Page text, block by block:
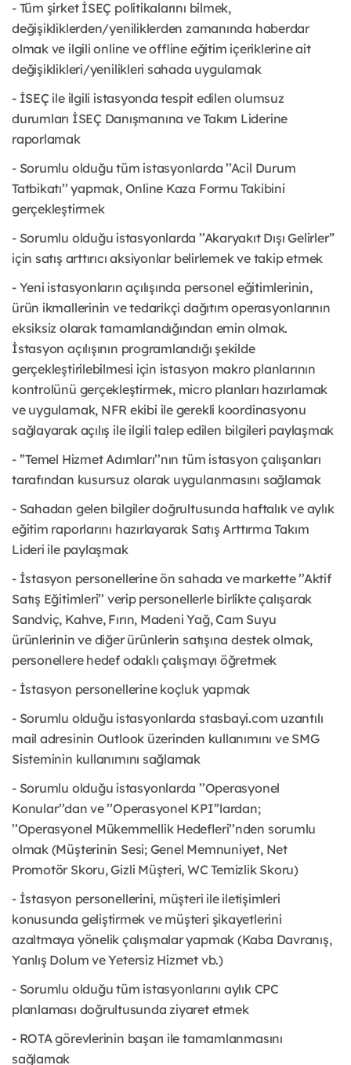
- Tüm şirket İSEÇ politikalarını bilmek,
değişikliklerden/yeniliklerden zamanında haberdar
olmak ve ilgili online ve offline eğitim içeriklerine ait
değişiklikleri/yenilikleri sahada uygulamak
- İSEÇ ile ilgili istasyonda tespit edilen olumsuz
durumları İSEÇ Danışmanına ve Takım Liderine
raporlamak
- Sorumlu olduğu tüm istasyonlarda ’’Acil Durum
Tatbikatı’’ yapmak, Online Kaza Formu Takibini
gerçekleştirmek
- Sorumlu olduğu istasyonlarda ’’Akaryakıt Dışı Gelirler”
için satış arttırıcı aksiyonlar belirlemek ve takip etmek
- Yeni istasyonların açılışında personel eğitimlerinin,
ürün ikmallerinin ve tedarikçi dağıtım operasyonlarının
eksiksiz olarak tamamlandığından emin olmak.
İstasyon açılışının programlandığı şekilde
gerçekleştirilebilmesi için istasyon makro planlarının
kontrolünü gerçekleştirmek, micro planları hazırlamak
ve uygulamak, NFR ekibi ile gerekli koordinasyonu
sağlayarak açılış ile ilgili talep edilen bilgileri paylaşmak
- ’’Temel Hizmet Adımları’’nın tüm istasyon çalışanları
tarafından kusursuz olarak uygulanmasını sağlamak
- Sahadan gelen bilgiler doğrultusunda haftalık ve aylık
eğitim raporlarını hazırlayarak Satış Arttırma Takım
Lideri ile paylaşmak
- İstasyon personellerine ön sahada ve markette ’’Aktif
Satış Eğitimleri’’ verip personellerle birlikte çalışarak
Sandviç, Kahve, Fırın, Madeni Yağ, Cam Suyu
ürünlerinin ve diğer ürünlerin satışına destek olmak,
personellere hedef odaklı çalışmayı öğretmek
- İstasyon personellerine koçluk yapmak
- Sorumlu olduğu istasyonlarda stasbayi.com uzantılı
mail adresinin Outlook üzerinden kullanımını ve SMG
Sisteminin kullanımını sağlamak
- Sorumlu olduğu istasyonlarda ’’Operasyonel
Konular’’dan ve ’’Operasyonel KPI’’lardan;
’’Operasyonel Mükemmellik Hedefleri’’nden sorumlu
olmak (Müşterinin Sesi; Genel Memnuniyet, Net
Promotör Skoru, Gizli Müşteri, WC Temizlik Skoru)
- İstasyon personellerini, müşteri ile iletişimleri
konusunda geliştirmek ve müşteri şikayetlerini
azaltmaya yönelik çalışmalar yapmak (Kaba Davranış,
Yanlış Dolum ve Yetersiz Hizmet vb.)
- Sorumlu olduğu tüm istasyonlarını aylık CPC
planlaması doğrultusunda ziyaret etmek
- ROTA görevlerinin başarı ile tamamlanmasını
sağlamak